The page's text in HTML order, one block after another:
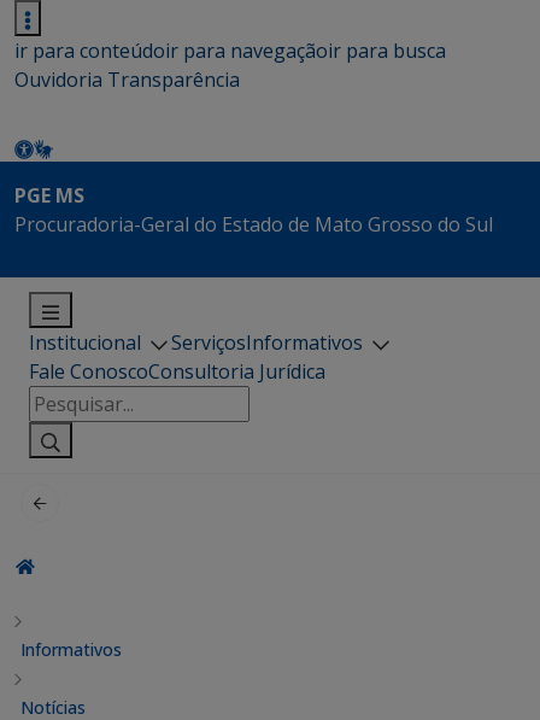
ir para conteúdoir para navegaçãoir para busca
Ouvidoria Transparência
PGE MS
Procuradoria-Geral do Estado de Mato Grosso do Sul
Institucional ServiçosInformativos
Fale ConoscoConsultoria Jurídica
Pesquisar
por:
Informativos
Notícias